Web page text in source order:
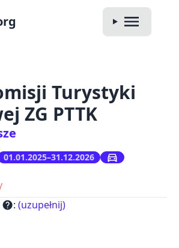
Turystyki
ZG PTTK
01.01.2025–31.12.2026
help: (uzupełnij)